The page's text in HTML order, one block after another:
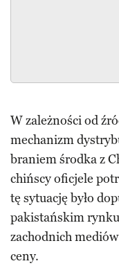
W zależności od
mechanizm
braniem środka z
chińscy oficjele
tę sytuację było
pakistańskim
zachodnich
ceny.